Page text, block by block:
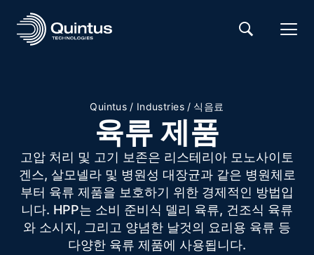
Quintus / Industries / 식음료
육류 제품
고압 처리 및 고기 보존은 리스테리아 모노사이토
겐스, 살모넬라 및 병원성 대장균과 같은 병원체로
부터 육류 제품을 보호하기 위한 경제적인 방법입
니다. HPP는 소비 준비식 델리 육류, 건조식 육류
와 소시지, 그리고 양념한 날것의 요리용 육류 등
다양한 육류 제품에 사용됩니다.